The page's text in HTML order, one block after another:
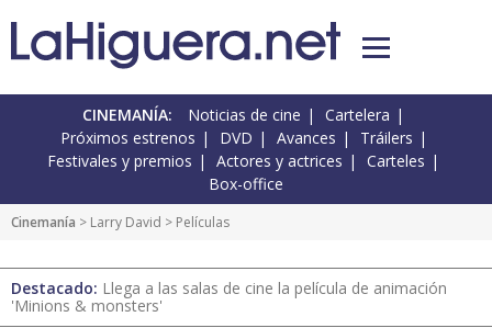
CINEMANÍA: Noticias de cine
Cartelera
Próximos estrenos
DVD Avances
Tráilers
Festivales y premios
Actores y actrices
Carteles
Box-office
Cinemanía > Larry David > Películas
Destacado: Llega a las salas de cine la película de animación
'Minions & monsters'